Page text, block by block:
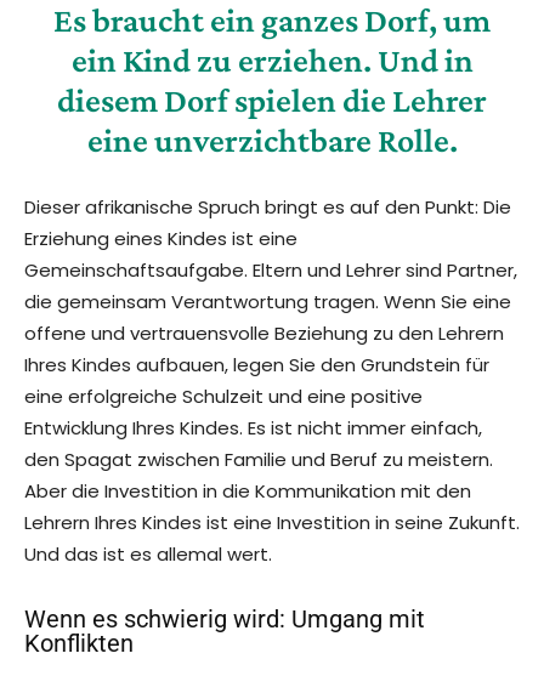
Es braucht ein ganzes Dorf, um
ein Kind zu erziehen. Und in
diesem Dorf spielen die Lehrer
eine unverzichtbare Rolle.
Dieser afrikanische Spruch bringt es auf den Punkt: Die
Erziehung eines Kindes ist eine
Gemeinschaftsaufgabe. Eltern und Lehrer sind Partner,
die gemeinsam Verantwortung tragen. Wenn Sie eine
offene und vertrauensvolle Beziehung zu den Lehrern
Ihres Kindes aufbauen, legen Sie den Grundstein für
eine erfolgreiche Schulzeit und eine positive
Entwicklung Ihres Kindes. Es ist nicht immer einfach,
den Spagat zwischen Familie und Beruf zu meistern.
Aber die Investition in die Kommunikation mit den
Lehrern Ihres Kindes ist eine Investition in seine Zukunft.
Und das ist es allemal wert.
Wenn es schwierig wird: Umgang mit
Konflikten